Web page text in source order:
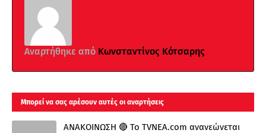
Αναρτήθηκε από Κωνσταντίνος Κότσαρης
Μπορεί να σας αρέσουν αυτές οι αναρτήσεις
ΑΝΑΚΟΙΝΩΣΗ 🔴 Το TVNEA.com ανανεώνεται